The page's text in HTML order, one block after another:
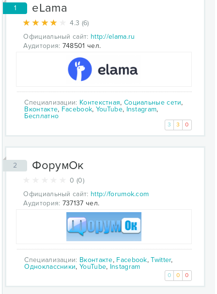
1 eLama
4.3 (6)
Официальный сайт: http://elama.ru
Аудитория: 748501 чел.
Специализации: Контекстная, Социальные сети,
Вконтакте, Facebook, YouTube, Instagram,
Бесплатно
3 3 0
2 ФорумОк
0 (0)
Официальный сайт: http://forumok.com
Аудитория: 737137 чел.
Специализации: Вконтакте, Facebook,Twitter,
Одноклассники, YouTube, Instagram
0 0 0